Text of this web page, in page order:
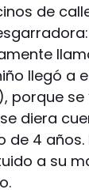
de
llegó a
se
diera
4
a su